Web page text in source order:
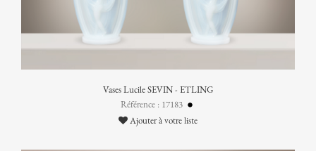
Vases Lucile SEVIN - ETLING
Référence : 17183
Ajouter à votre liste